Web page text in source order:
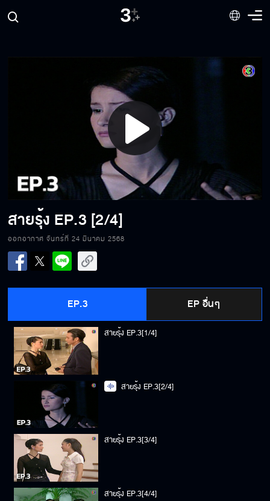
Play
Video
สายรุ้ง EP.3 [2/4]
ออกอากาศ จันทร์ที่ 24 มีนาคม 2568
EP.3 EP อื่นๆ
สายรุ้ง EP.3[1/4]
สายรุ้ง EP.3[2/4]
สายรุ้ง EP.3[3/4]
สายรุ้ง EP.3[4/4]